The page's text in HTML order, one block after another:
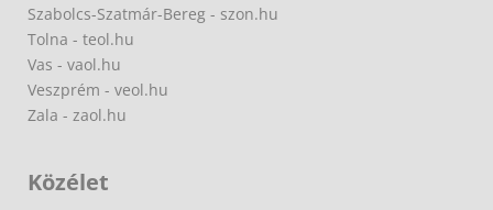
Szabolcs-Szatmár-Bereg - szon.hu
Tolna - teol.hu
Vas - vaol.hu
Veszprém - veol.hu
Zala - zaol.hu
Közélet